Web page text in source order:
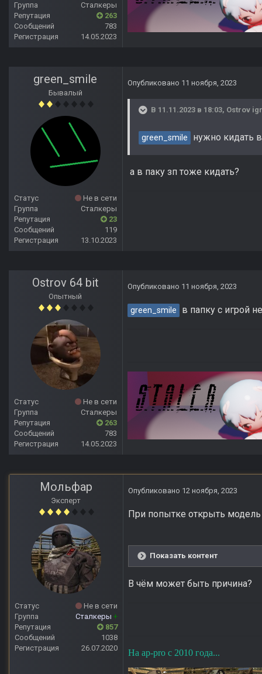
Группа
Сталкеры
Репутация
263
Сообщений
783
Регистрация
14.05.2023
green_smile
Бывалый
Статус
Не в сети
Группа
Сталкеры
Репутация
23
Сообщений
119
Регистрация
13.10.2023
Опубликовано 11 ноября, 2023
В 11.11.2023 в 18:03, Ostrov
green_smile нужно кидать
а в паку зп тоже кидать?
Ostrov 64 bit
Опытный
Статус
Не в сети
Группа
Сталкеры
Репутация
263
Сообщений
783
Регистрация
14.05.2023
Опубликовано 11 ноября, 2023
green_smile в папку с игрой
Мольфар
Эксперт
Статус
Не в сети
Группа
Сталкеры +
Репутация
857
Сообщений
1038
Регистрация
26.07.2020
Опубликовано 12 ноября, 2023
При попытке открыть
Показать контент
В чём может быть причина?
На ap-pro с 2010 года...